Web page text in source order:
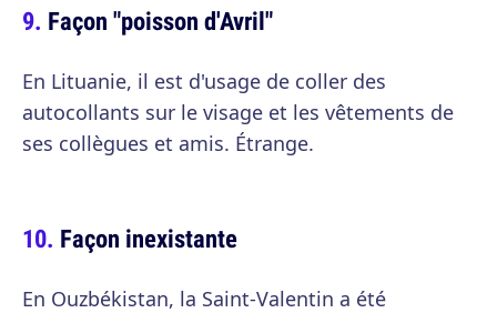
Façon "poisson d'Avril"
En Lituanie, il est d'usage de coller des
autocollants sur le visage et les vêtements de
ses collègues et amis. Étrange.
Façon inexistante
En Ouzbékistan, la Saint-Valentin a été